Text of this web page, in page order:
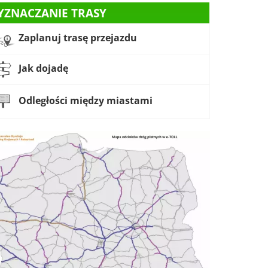
TRASY
Zaplanuj trasę przejazdu
Jak dojadę
Odległości między miastami